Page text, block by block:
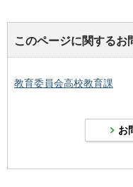
このページに関するお
教育委員会高校教育課